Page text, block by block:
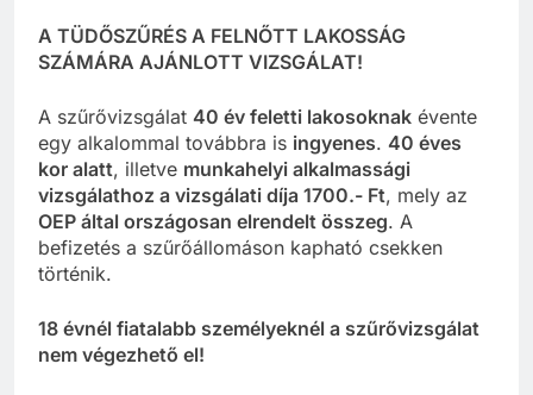
A TÜDŐSZŰRÉS A FELNŐTT LAKOSSÁG
SZÁMÁRA AJÁNLOTT VIZSGÁLAT!
A szűrővizsgálat 40 év feletti lakosoknak évente
egy alkalommal továbbra is ingyenes. 40 éves
kor alatt, illetve munkahelyi alkalmassági
vizsgálathoz a vizsgálati díja 1700.- Ft, mely az
OEP által országosan elrendelt összeg. A
befizetés a szűrőállomáson kapható csekken
történik.
18 évnél fiatalabb személyeknél a szűrővizsgálat
nem végezhető el!